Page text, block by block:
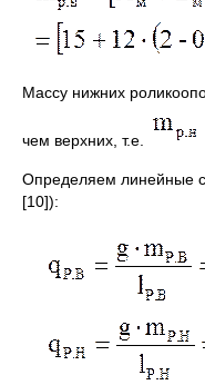
Массу нижних
чем верхних, т.е.
Определяем линейные
[10]):